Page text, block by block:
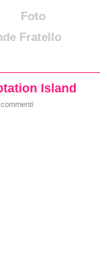
Foto
Fratello
Island